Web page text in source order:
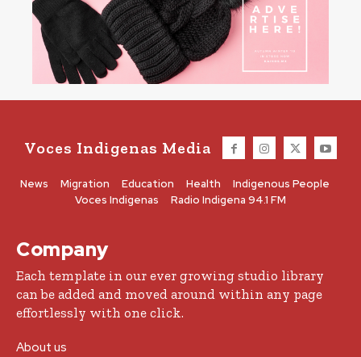
Voces Indigenas Media
News Migration Education Health
Indigenous People
Voces Indigenas
Radio Indigena 94.1 FM
Company
Each template in our ever growing studio library
can be added and moved around within any page
effortlessly with one click.
About us